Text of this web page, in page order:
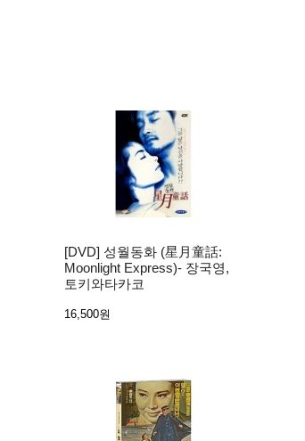
[DVD] 성월동화 (星月童話:
Moonlight Express)- 장국영,
토키와타카코
16,500원